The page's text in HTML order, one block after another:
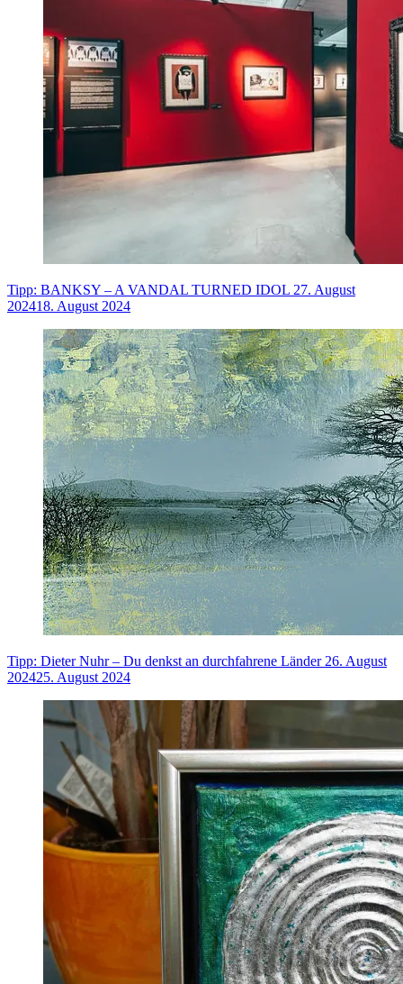
Tipp: BANKSY – A VANDAL TURNED IDOL 27. August
202418. August 2024
Tipp: Dieter Nuhr – Du denkst an durchfahrene Länder 26. August
202425. August 2024